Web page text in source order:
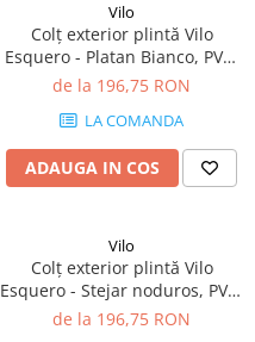
Vilo
Colț exterior plintă Vilo
Esquero - Platan Bianco, PVC,
20 buc/cutie, compatibil
de la 196,75 RON
LA COMANDA
ADAUGA IN COS
Vilo
Colț exterior plintă Vilo
Esquero - Stejar noduros, PVC,
20 buc/cutie, compatibil
de la 196,75 RON